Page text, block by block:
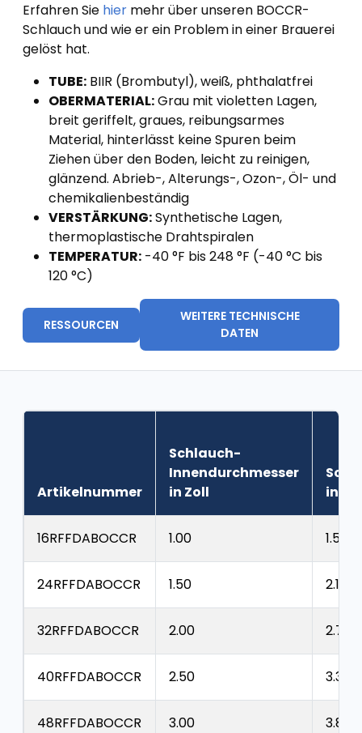
Erfahren Sie hier mehr über unseren BOCCR-
Schlauch und wie er ein Problem in einer Brauerei
gelöst hat.
TUBE: BIIR (Brombutyl), weiß, phthalatfrei
OBERMATERIAL:Grau mit violetten Lagen,
breit geriffelt, graues, reibungsarmes
Material, hinterlässt keine Spuren beim
Ziehen über den Boden, leicht zu reinigen,
glänzend. Abrieb-, Alterungs-, Ozon-, Öl- und
chemikalienbeständig
VERSTÄRKUNG:Synthetische Lagen,
thermoplastische Drahtspiralen
TEMPERATUR: -40 °F bis 248 °F (-40 °C bis
120 °C)
RESSOURCEN
WEITERE TECHNISCHE
DATEN
Artikelnummer
Schlauch-
Innendurchmesser
in Zoll
in
16RFFDABOCCR 1.00 1.59
24RFFDABOCCR 1.50 2.17
32RFFDABOCCR 2.00 2.72
40RFFDABOCCR 2.50 3.37
48RFFDABOCCR 3.00 3.86